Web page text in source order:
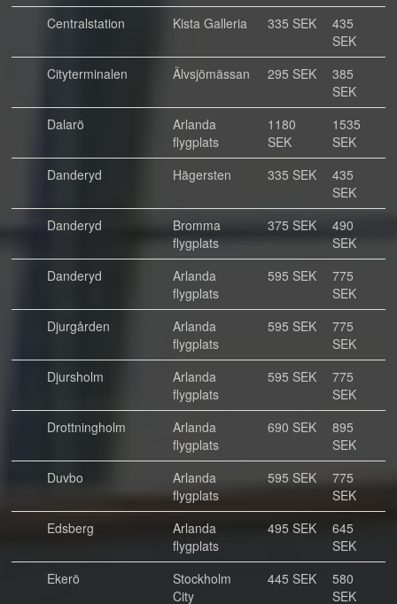
Centralstation
Kista Galleria 335 SEK
435
SEK
Cityterminalen
Älvsjömässan 295 SEK
385
SEK
Dalarö
Arlanda
flygplats
1180
SEK
1535
SEK
Danderyd
Hägersten 335 SEK
435
SEK
Danderyd
Bromma
flygplats
375 SEK
490
SEK
Danderyd
Arlanda
flygplats
595 SEK
775
SEK
Djurgården
Arlanda
flygplats
595 SEK
775
SEK
Djursholm
Arlanda
flygplats
595 SEK
775
SEK
Drottningholm
Arlanda
flygplats
690 SEK
895
SEK
Duvbo
Arlanda
flygplats
595 SEK
775
SEK
Edsberg
Arlanda
flygplats
495 SEK
645
SEK
Ekerö
Stockholm
City
445 SEK
580
SEK